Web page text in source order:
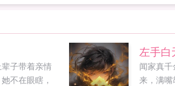
子带着亲情
不在眼瞎，
闻家真
来，满